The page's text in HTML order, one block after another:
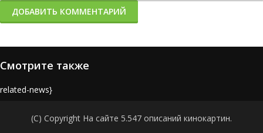
ДОБАВИТЬ КОММЕНТАРИЙ
Смотрите также
news}
(C) Copyright На сайте 5.547 описаний кинокартин.